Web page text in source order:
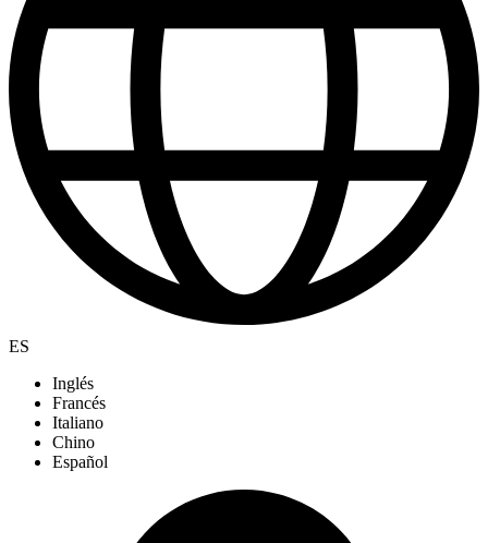
ES
Inglés
Francés
Italiano
Chino
Español